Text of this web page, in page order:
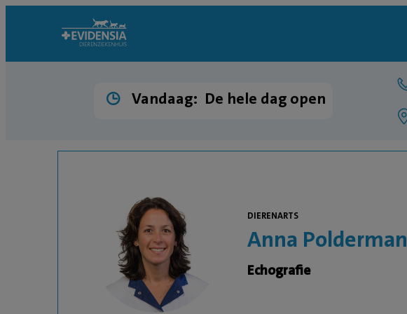
Vandaag: De hele dag open
DIERENARTS
Anna Polderman
Echografie